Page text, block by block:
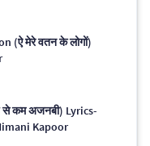
(ऐ मेरे वतन के लोगों)
कम अजनबी) Lyrics-
Kapoor